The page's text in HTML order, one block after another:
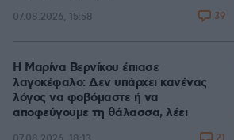
07.08.2026, 15:58 39
Η Μαρίνα Βερνίκου έπιασε
λαγοκέφαλο: Δεν υπάρχει κανένας
λόγος να φοβόμαστε ή να
αποφεύγουμε τη θάλασσα, λέει